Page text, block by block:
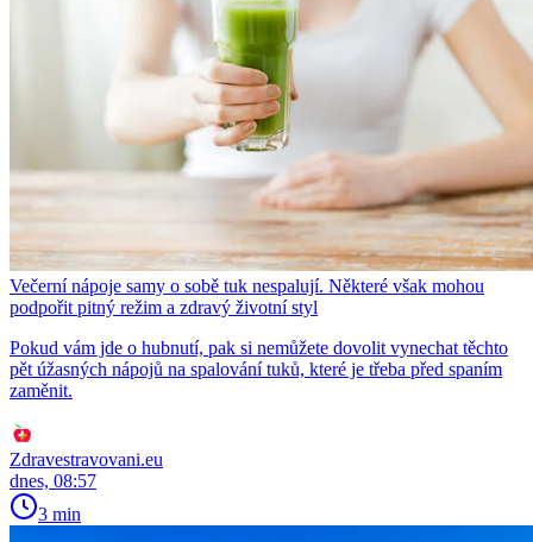
Večerní nápoje samy o sobě tuk nespalují. Některé však mohou
podpořit pitný režim a zdravý životní styl
Pokud vám jde o hubnutí, pak si nemůžete dovolit vynechat těchto
pět úžasných nápojů na spalování tuků, které je třeba před spaním
zaměnit.
Zdravestravovani.eu
dnes, 08:57
3 min